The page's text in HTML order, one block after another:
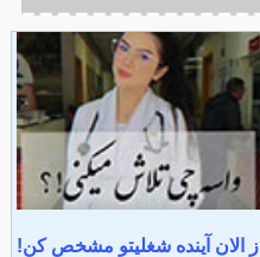
از الان آینده شغلیتو مشخص کن!